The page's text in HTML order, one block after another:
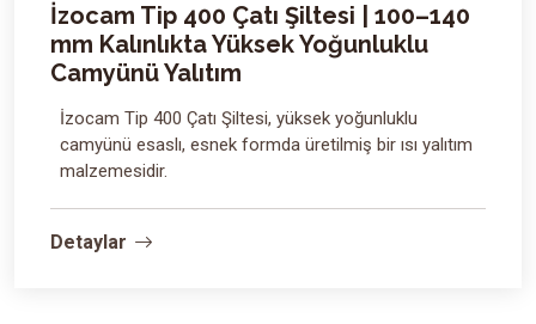
İzocam Tip 400 Çatı Şiltesi | 100–140
mm Kalınlıkta Yüksek Yoğunluklu
Camyünü Yalıtım
İzocam Tip 400 Çatı Şiltesi, yüksek yoğunluklu
camyünü esaslı, esnek formda üretilmiş bir ısı yalıtım
malzemesidir.
Detaylar